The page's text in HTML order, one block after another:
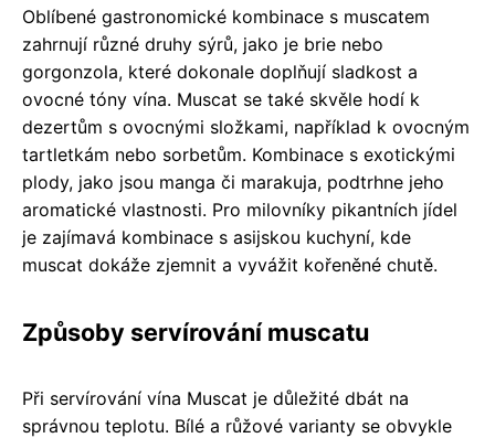
Oblíbené gastronomické kombinace s muscatem
zahrnují různé druhy sýrů, jako je brie nebo
gorgonzola, které dokonale doplňují sladkost a
ovocné tóny vína. Muscat se také skvěle hodí k
dezertům s ovocnými složkami, například k ovocným
tartletkám nebo sorbetům. Kombinace s exotickými
plody, jako jsou manga či marakuja, podtrhne jeho
aromatické vlastnosti. Pro milovníky pikantních jídel
je zajímavá kombinace s asijskou kuchyní, kde
muscat dokáže zjemnit a vyvážit kořeněné chutě.
Způsoby servírování muscatu
Při servírování vína Muscat je důležité dbát na
správnou teplotu. Bílé a růžové varianty se obvykle